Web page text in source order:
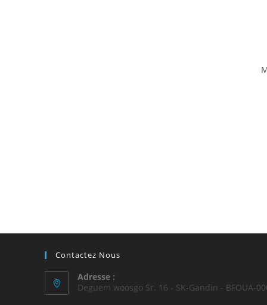
Contactez Nous
Adresse :
Deguem woosgo Sr. 16 - SK-Gandin - BFOUA-